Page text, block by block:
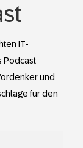
IT-
Podcast
und
für den